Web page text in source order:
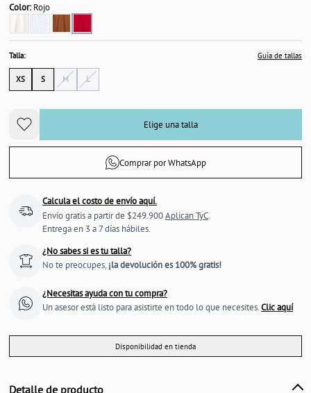
Color:Rojo
Talla: Guía de tallas
XS S M L
Elige una talla
Comprar por WhatsApp
Calcula el costo de envío aquí.
Envío gratis a partir de $249.900Aplican TyC.
Entrega en 3 a 7 días hábiles.
¿No sabes si es tu talla?
No te preocupes, ¡la devolución es 100% gratis!
¿Necesitas ayuda con tu compra?
Un asesor está listo para asistirte en todo lo que necesites.Clic aquí
Disponibilidad en tienda
Detalle de producto